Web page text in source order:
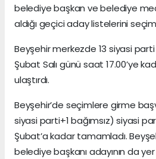
belediye başkan ve belediye
aldığı geçici aday listelerini
Beyşehir merkezde 13 siyasi
Şubat Salı günü saat 17.00’ye
ulaştırdı.
Beyşehir’de seçimlere girme
siyasi parti+1 bağımsız) siyasi
Şubat’a kadar tamamladı.
belediye başkanı adayının da